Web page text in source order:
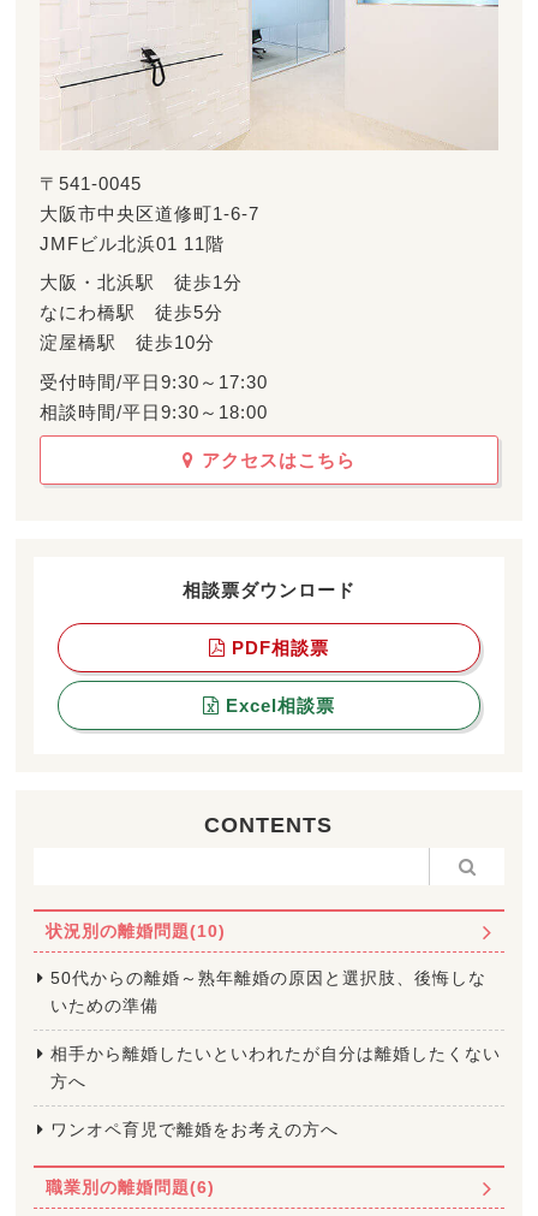
〒541-0045
大阪市中央区道修町1-6-7
JMFビル北浜01 11階
大阪・北浜駅 徒歩1分
なにわ橋駅 徒歩5分
淀屋橋駅 徒歩10分
受付時間/平日9:30～17:30
相談時間/平日9:30～18:00
アクセスはこちら
相談票ダウンロード
PDF相談票
Excel相談票
CONTENTS
状況別の離婚問題(10)
50代からの離婚～熟年離婚の原因と選択肢、後悔しな
いための準備
相手から離婚したいといわれたが自分は離婚したくない
方へ
ワンオペ育児で離婚をお考えの方へ
職業別の離婚問題(6)